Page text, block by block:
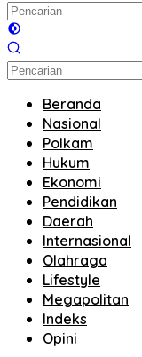
Beranda
Nasional
Polkam
Hukum
Ekonomi
Pendidikan
Daerah
Internasional
Olahraga
Lifestyle
Megapolitan
Indeks
Opini